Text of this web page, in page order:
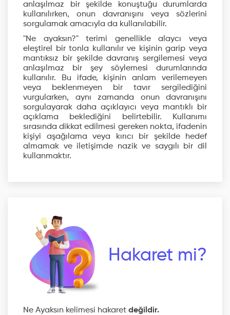
anlaşılmaz bir şekilde konuştuğu durumlarda
kullanılırken, onun davranışını veya sözlerini
sorgulamak amacıyla da kullanılabilir.
"Ne ayaksın?" terimi genellikle alaycı veya
eleştirel bir tonla kullanılır ve kişinin garip veya
mantıksız bir şekilde davranış sergilemesi veya
anlaşılmaz bir şey söylemesi durumlarında
kullanılır. Bu ifade, kişinin anlam verilemeyen
veya beklenmeyen bir tavır sergilediğini
vurgularken, aynı zamanda onun davranışını
sorgulayarak daha açıklayıcı veya mantıklı bir
açıklama beklediğini belirtebilir. Kullanımı
sırasında dikkat edilmesi gereken nokta, ifadenin
kişiyi aşağılama veya kırıcı bir şekilde hedef
almamak ve iletişimde nazik ve saygılı bir dil
kullanmaktır.
Hakaret mi?
Ne Ayaksın kelimesi hakaret değildir.